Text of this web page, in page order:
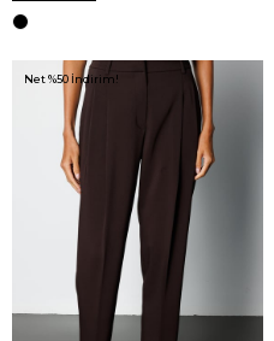
Net %50 İndirim!